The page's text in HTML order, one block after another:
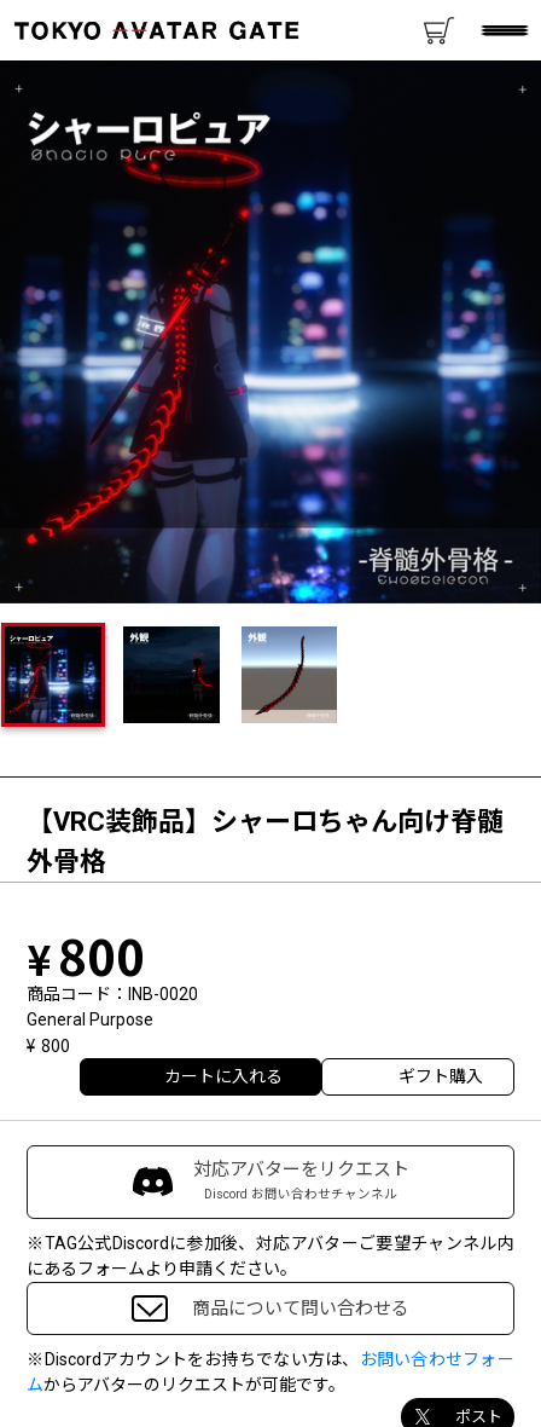
【VRC装飾品】シャーロちゃん向け脊髄
外骨格
800
商品コード
INB-0020
General Purpose
800
カートに入れる ギフト購入
対応アバターをリクエスト
Discord お問い合わせチャンネル
※TAG公式Discordに参加後、対応アバターご要望チャンネル内
にあるフォームより申請ください。
ポスト
商品について問い合わせる
※Discordアカウントをお持ちでない方は、
お問い合わせフォー
ムからアバターのリクエストが可能です。